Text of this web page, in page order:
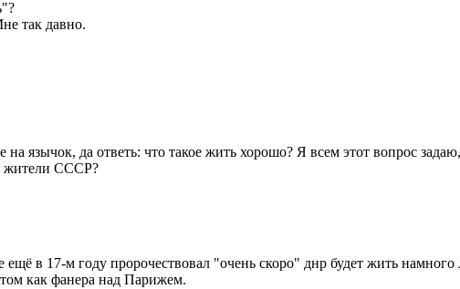
так давно.
на язычок, да ответь: что такое жить хорошо? Я всем этот вопрос
жители СССР?
в 17-м году пророчествовал "очень скоро" днр будет жить
как фанера над Парижем.